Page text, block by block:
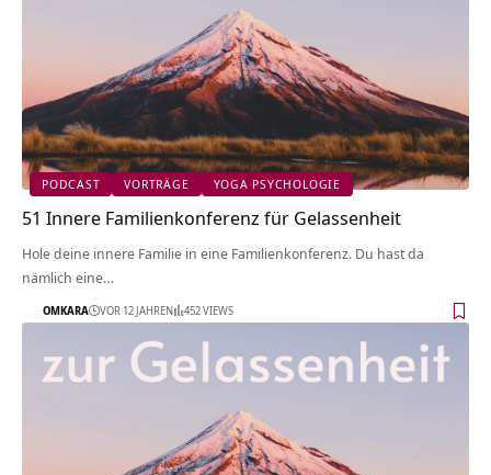
PODCAST VORTRÄGE YOGA PSYCHOLOGIE
51 Innere Familienkonferenz für Gelassenheit
Hole deine innere Familie in eine Familienkonferenz. Du hast da
nämlich eine…
OMKARA VOR 12 JAHREN 452 VIEWS